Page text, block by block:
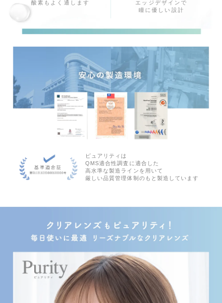
酸素もよく通します
エッジデザインで
瞳に優しい設計
ピュアリティは
QMS適合性調査に適合した
高水準な製造ラインを用いて
厳しい品質管理体制のもと製造しています